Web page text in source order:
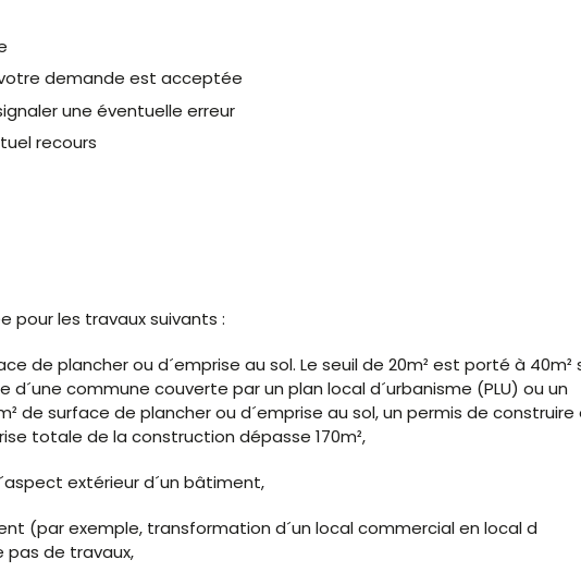
demande est acceptée
une éventuelle erreur
recours
pour les travaux suivants :
de plancher ou d´emprise au sol. Le seuil de 20m² est porté à 40m²
commune couverte par un plan local d´urbanisme (PLU) ou un
de surface de plancher ou d´emprise au sol, un permis de construire
totale de la construction dépasse 170m²,
extérieur d´un bâtiment,
(par exemple, transformation d´un local commercial en local d
pas de travaux,